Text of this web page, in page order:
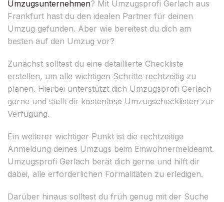
Umzugsunternehmen? Mit Umzugsprofi Gerlach aus
Frankfurt hast du den idealen Partner für deinen
Umzug gefunden. Aber wie bereitest du dich am
besten auf den Umzug vor?
Zunächst solltest du eine detaillierte Checkliste
erstellen, um alle wichtigen Schritte rechtzeitig zu
planen. Hierbei unterstützt dich Umzugsprofi Gerlach
gerne und stellt dir kostenlose Umzugschecklisten zur
Verfügung.
Ein weiterer wichtiger Punkt ist die rechtzeitige
Anmeldung deines Umzugs beim Einwohnermeldeamt.
Umzugsprofi Gerlach berät dich gerne und hilft dir
dabei, alle erforderlichen Formalitäten zu erledigen.
Darüber hinaus solltest du früh genug mit der Suche